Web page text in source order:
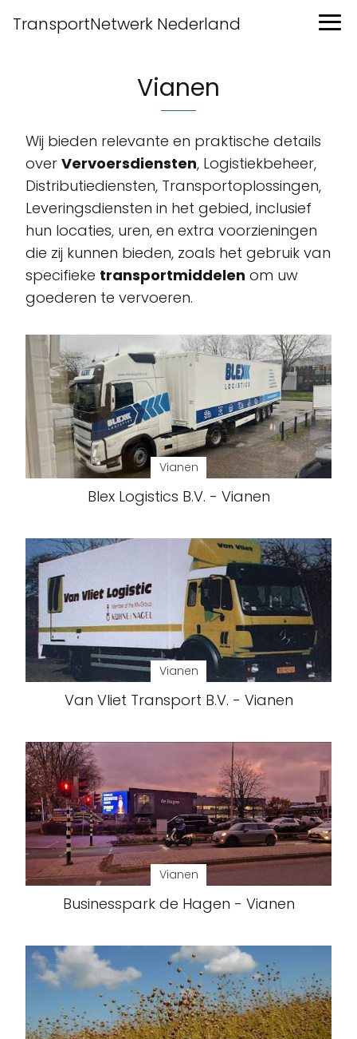
TransportNetwerk Nederland
Vianen
Wij bieden relevante en praktische details
over Vervoersdiensten, Logistiekbeheer,
Distributiediensten, Transportoplossingen,
Leveringsdiensten in het gebied, inclusief
hun locaties, uren, en extra voorzieningen
die zij kunnen bieden, zoals het gebruik van
specifieke transportmiddelen om uw
goederen te vervoeren.
Vianen
Blex Logistics B.V. - Vianen
Vianen
Van Vliet Transport B.V. - Vianen
Vianen
Businesspark de Hagen - Vianen